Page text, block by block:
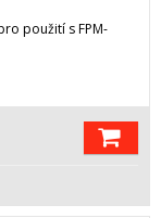
použití s FPM-